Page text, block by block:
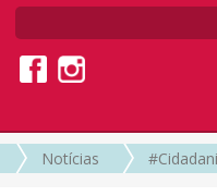
Notícias